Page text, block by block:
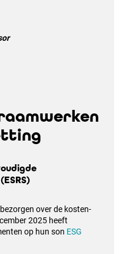
over de kosten-
2025 heeft
op hun son ESG